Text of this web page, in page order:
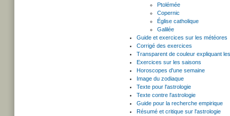
Ptolémée
Copernic
Église catholique
Galilée
Guide et exercices sur les météores
Corrigé des exercices
Transparent de couleur expliquant
Exercices sur les saisons
Horoscopes d'une semaine
Image du zodiaque
Texte pour l'astrologie
Texte contre l'astrologie
Guide pour la recherche empirique
Résumé et critique sur l'astrologie